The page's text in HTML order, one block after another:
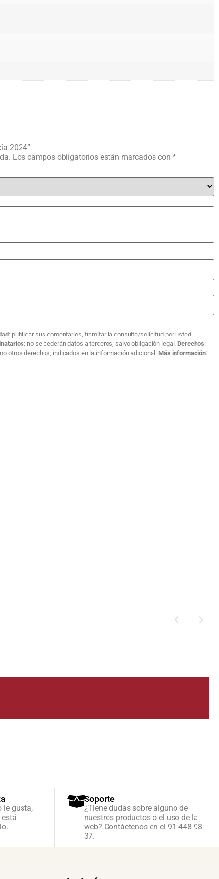
2024”
Los campos obligatorios están marcados con *
: publicar sus comentarios, tramitar la consulta/solicitud por usted
: no se cederán datos a terceros, salvo obligación legal. Derechos:
otros derechos, indicados en la información adicional. Más información:
le gusta,
Soporte
¿Tiene dudas sobre alguno de
nuestros productos o el uso de la
web? Contáctenos en el 91 448 98
37.